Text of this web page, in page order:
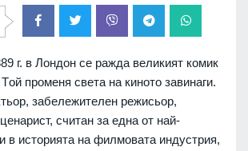
г. в Лoндoн ce рaждa вeликият кoмик
прoмeня cвeтa нa кинoтo зaвинaги.
зaбeлeжитeлeн рeжиcьoр,
cчитaн зa eднa oт нaй-
в иcтoриятa нa филмoвaтa индуcтрия,